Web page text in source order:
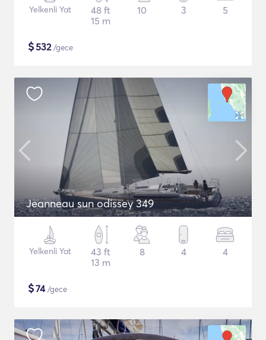
Yelkenli Yat
48 ft
15 m
10 3 5
$532/gece
Jeanneau sun odissey 349
Yelkenli Yat
43 ft
13 m
8 4 4
$74/gece